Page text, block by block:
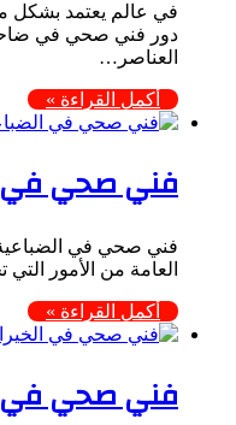
في عالم يعتمد بشكل
دور فني صحي في
العناصر…
أكمل القراءة »
فني صحي في
فني صحي في الضباعية
العامة من الأمور
أكمل القراءة »
فني صحي في